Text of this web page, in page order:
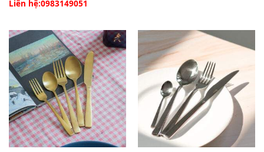
Liên hệ:0983149051